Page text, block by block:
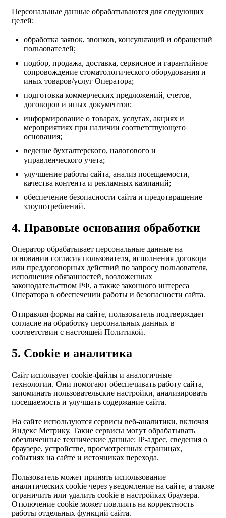
Персональные данные обрабатываются для следующих
целей:
обработка заявок, звонков, консультаций и обращений
пользователей;
подбор, продажа, доставка, сервисное и гарантийное
сопровождение стоматологического оборудования и
иных товаров/услуг Оператора;
подготовка коммерческих предложений, счетов,
договоров и иных документов;
информирование о товарах, услугах, акциях и
мероприятиях при наличии соответствующего
основания;
ведение бухгалтерского, налогового и
управленческого учета;
улучшение работы сайта, анализ посещаемости,
качества контента и рекламных кампаний;
обеспечение безопасности сайта и предотвращение
злоупотреблений.
4. Правовые основания обработки
Оператор обрабатывает персональные данные на
основании согласия пользователя, исполнения договора
или преддоговорных действий по запросу пользователя,
исполнения обязанностей, возложенных
законодательством РФ, а также законного интереса
Оператора в обеспечении работы и безопасности сайта.
Отправляя формы на сайте, пользователь подтверждает
согласие на обработку персональных данных в
соответствии с настоящей Политикой.
5. Cookie и аналитика
Сайт использует cookie-файлы и аналогичные
технологии. Они помогают обеспечивать работу сайта,
запоминать пользовательские настройки, анализировать
посещаемость и улучшать содержание сайта.
На сайте используются сервисы веб-аналитики, включая
Яндекс Метрику. Такие сервисы могут обрабатывать
обезличенные технические данные: IP-адрес, сведения о
браузере, устройстве, просмотренных страницах,
событиях на сайте и источниках перехода.
Пользователь может принять использование
аналитических cookie через уведомление на сайте, а также
ограничить или удалить cookie в настройках браузера.
Отключение cookie может повлиять на корректность
работы отдельных функций сайта.